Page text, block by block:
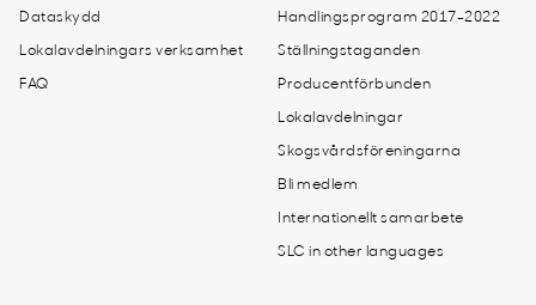
Dataskydd
Lokalavdelningars verksamhet
FAQ
Handlingsprogram 2017-2022
Ställningstaganden
Producentförbunden
Lokalavdelningar
Skogsvårdsföreningarna
Bli medlem
Internationellt samarbete
SLC in other languages